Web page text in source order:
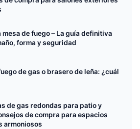
mesa de fuego – La guía definitiva
forma y seguridad
de gas o brasero de leña: ¿cuál
de gas redondas para patio y
de compra para espacios
armoniosos